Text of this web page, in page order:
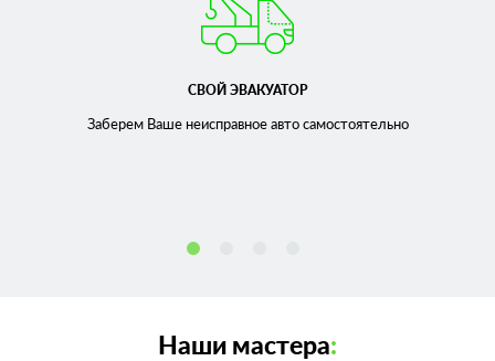
СВОЙ ЭВАКУАТОР
Заберем Ваше неисправноеавто самостоятельно
Наши мастера: